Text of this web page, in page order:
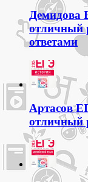
Демидова
отличный
ответами
Артасов
отличный